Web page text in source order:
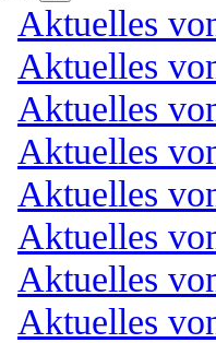
Aktuelles
Aktuelles
Aktuelles
Aktuelles
Aktuelles
Aktuelles
Aktuelles
Aktuelles